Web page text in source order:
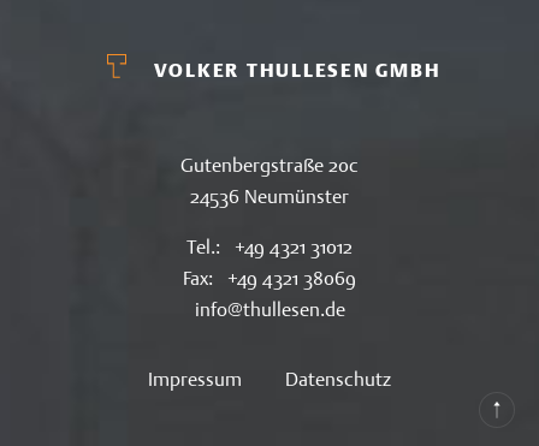
VOLKER THULLESEN GMBH
Gutenbergstraße 20c
24536 Neumünster
Tel.:
+49 4321 31012
Fax:
+49 4321 38069
info@thullesen.de
Impressum Datenschutz